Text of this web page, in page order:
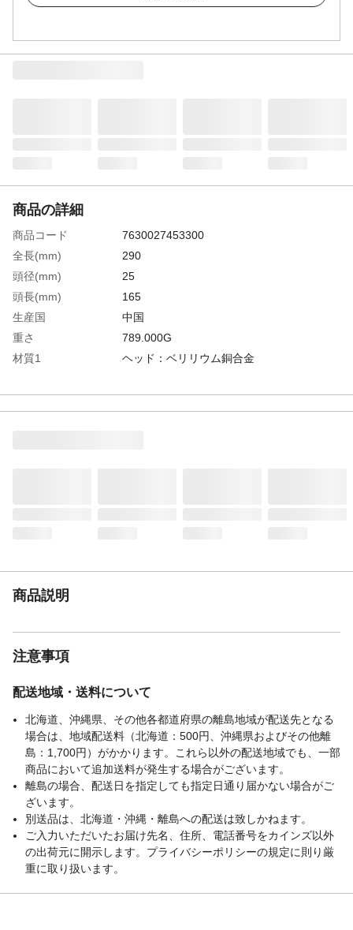
商品の詳細
商品コード
7630027453300
全長(mm)
290
頭径(mm)
25
頭長(mm)
165
生産国
中国
重さ
789.000G
材質1
ヘッド：ベリリウム銅合金
商品説明
注意事項
配送地域・送料について
北海道、沖縄県、その他各都道府県の離島地域が配送先となる
場合は、地域配送料（北海道：500円、沖縄県およびその他離
島：1,700円）がかかります。これら以外の配送地域でも、一部
商品において追加送料が発生する場合がございます。
離島の場合、配送日を指定しても指定日通り届かない場合がご
ざいます。
別送品は、北海道・沖縄・離島への配送は致しかねます。
ご入力いただいたお届け先名、住所、電話番号をカインズ以外
の出荷元に開示します。プライバシーポリシーの規定に則り厳
重に取り扱います。